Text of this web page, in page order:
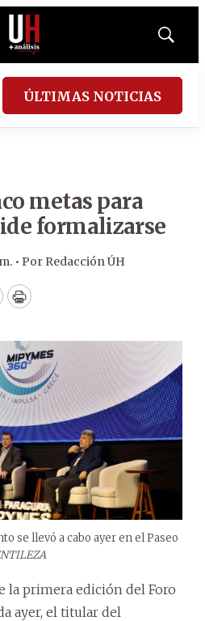
Mostrar
ÚLTIMAS NOTICIAS
metas para
formalizarse
• Por Redacción ÚH
Print
se llevó a cabo ayer en el Paseo
la primera edición del Foro
ayer, el titular del